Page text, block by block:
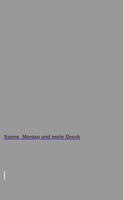
Sonne, Montag und mehr Dreck